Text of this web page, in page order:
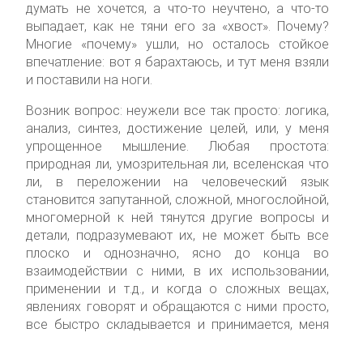
думать не хочется, а что-то неучтено, а что-то
выпадает, как не тяни его за «хвост». Почему?
Многие «почему» ушли, но осталось стойкое
впечатление: вот я барахтаюсь, и тут меня взяли
и поставили на ноги.
Возник вопрос: неужели все так просто: логика,
анализ, синтез, достижение целей, или, у меня
упрощенное мышление. Любая простота:
природная ли, умозрительная ли, вселенская что
ли, в переложении на человеческий язык
становится запутанной, сложной, многослойной,
многомерной к ней тянутся другие вопросы и
детали, подразумевают их, не может быть все
плоско и однозначно, ясно до конца во
взаимодействии с ними, в их использовании,
применении и т.д., и когда о сложных вещах,
явлениях говорят и обращаются с ними просто,
все быстро складывается и принимается, меня